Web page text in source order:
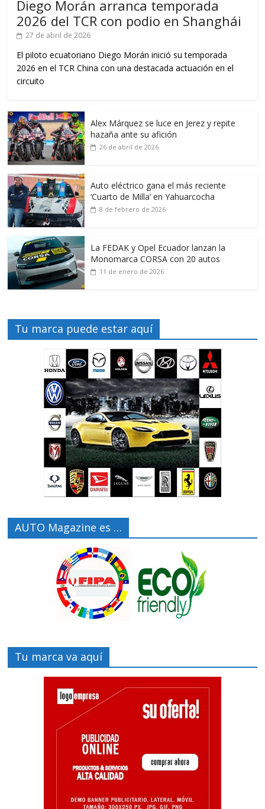
Diego Morán arranca temporada
2026 del TCR con podio en Shanghái
27 de abril de 2026
El piloto ecuatoriano Diego Morán inició su temporada
2026 en el TCR China con una destacada actuación en el
circuito
Alex Márquez se luce en Jerez y repite
hazaña ante su afición
26 de abril de 2026
Auto eléctrico gana el más reciente
‘Cuarto de Milla’ en Yahuarcocha
8 de febrero de 2026
La FEDAK y Opel Ecuador lanzan la
Monomarca CORSA con 20 autos
11 de enero de 2026
Tu marca puede estar aquí
AUTO Magazine es …
Tu marca va aquí